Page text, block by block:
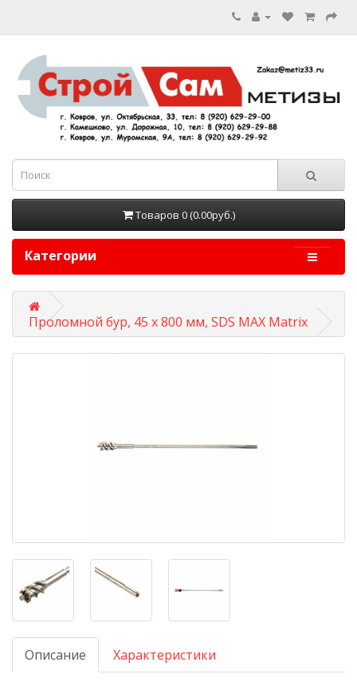
Товаров 0 (0.00руб.)
Категории
Проломной бур, 45 х 800 мм, SDS MAX Matrix
Описание Характеристики